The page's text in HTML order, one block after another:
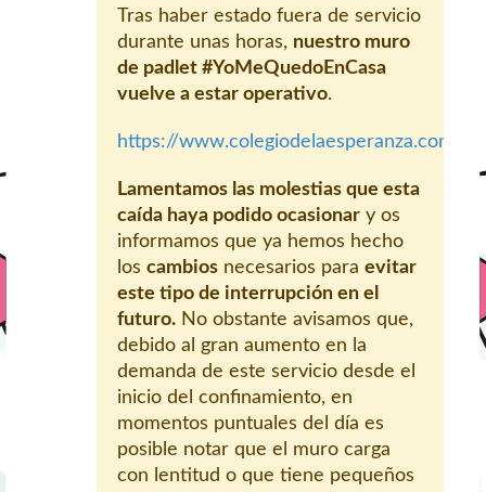
Tras haber estado fuera de servicio
durante unas horas, nuestro muro
de padlet #YoMeQuedoEnCasa
vuelve a estar operativo.
https://www.colegiodelaesperanza.com/
Lamentamos las molestias que esta
caída haya podido ocasionar y os
informamos que ya hemos hecho
los cambios necesarios para evitar
este tipo de interrupción en el
futuro. No obstante avisamos que,
debido al gran aumento en la
demanda de este servicio desde el
inicio del confinamiento, en
momentos puntuales del día es
posible notar que el muro carga
con lentitud o que tiene pequeños